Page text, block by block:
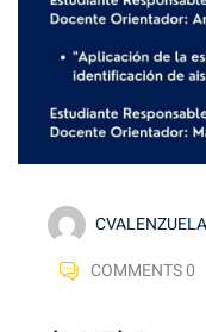
CVALENZUELA
COMMENTS 0